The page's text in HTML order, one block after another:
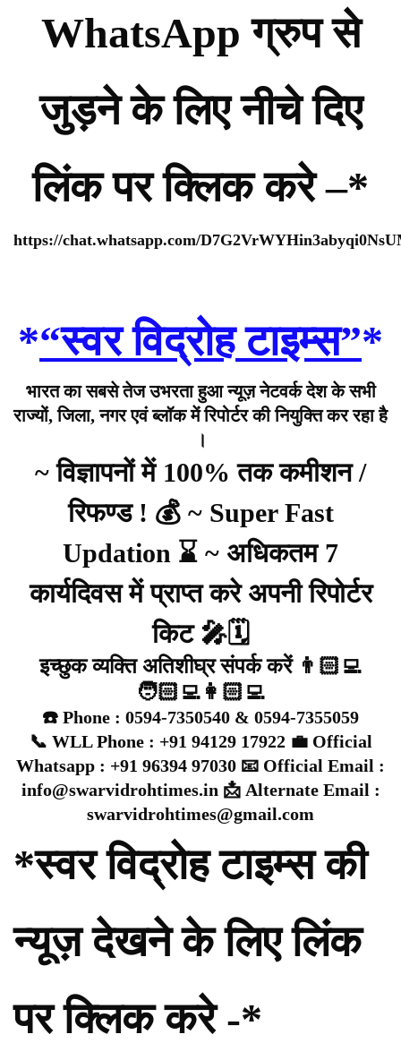
WhatsApp ग्रुप से
जुड़ने के लिए नीचे दिए
लिंक पर क्लिक करे –*
https://chat.whatsapp.com/
*“स्वर विद्रोह टाइम्स”*
भारत का सबसे तेज उभरता हुआ न्यूज़ नेटवर्क देश के सभी
राज्यों, जिला, नगर एवं ब्लॉक में रिपोर्टर की नियुक्ति कर रहा है
।
~ विज्ञापनों में 100% तक कमीशन /
रिफण्ड ! 💰 ~ Super Fast
Updation ⌛ ~ अधिकतम 7
कार्यदिवस में प्राप्त करे अपनी रिपोर्टर
किट 🎤🗓️
इच्छुक व्यक्ति अतिशीघ्र संपर्क करें 👨🏻‍💻
🧑🏻‍💻👩🏻‍💻
☎️ Phone : 0594-7350540 & 0594-7355059
📞 WLL Phone : +91 94129 17922 💼 Official
Whatsapp : +91 96394 97030 📧 Official Email :
info@swarvidrohtimes.in 📩 Alternate Email :
swarvidrohtimes@gmail.com
*स्वर विद्रोह टाइम्स की
न्यूज़ देखने के लिए लिंक
पर क्लिक करे -*